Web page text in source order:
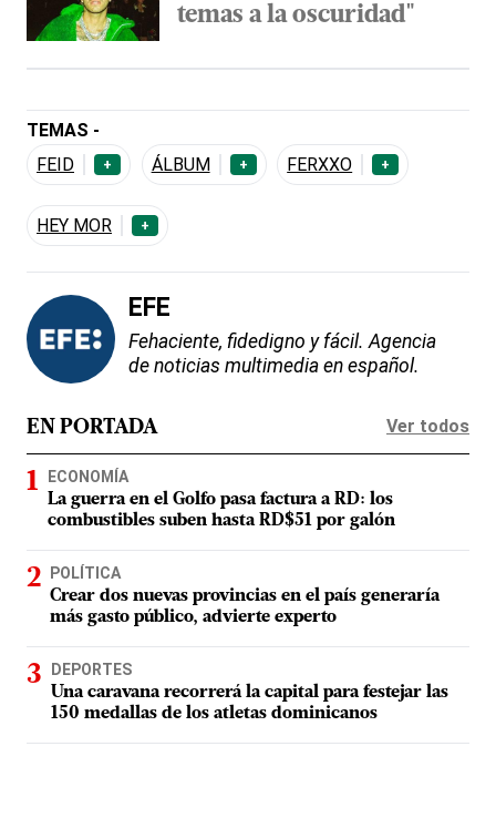
temas a la oscuridad"
TEMAS -
FEID
+ ÁLBUM + FERXXO +
HEY MOR +
EFE
Fehaciente, fidedigno y fácil. Agencia
de noticias multimedia en español.
EN PORTADA Ver todos
ECONOMÍA
La guerra en el Golfo pasa factura a RD: los
combustibles suben hasta RD$51 por galón
POLÍTICA
Crear dos nuevas provincias en el país generaría
más gasto público, advierte experto
DEPORTES
Una caravana recorrerá la capital para festejar las
150 medallas de los atletas dominicanos